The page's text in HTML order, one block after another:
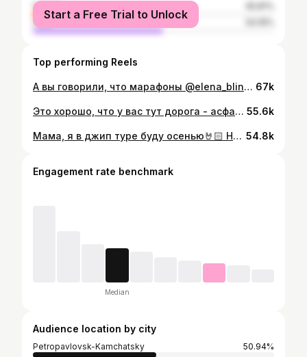
female
male
Start a Free Trial to Unlock
Top performing Reels
А вы говорили, что марафоны @elena_blinovskaya не работают)) шучу, не работают. Я сама работала, Лена не скидывалась 🐴 67k
Это хорошо, что у вас тут дорога - асфальт) и хорошо, что позвал @kamchatka.camping 😽 А еще хорошо ездить не в одну в машину 🐺 И хорошо, когда контентмейкеры вместе) 🤜🏻🤛🏻 55.6k
Мама, я в джип туре буду осенью🤘🏻 Ни разу не подвёл 🇯🇵🚜 54.8k
Engagement rate benchmark
Median
Audience location by city
Petropavlovsk-Kamchatsky
50.94%